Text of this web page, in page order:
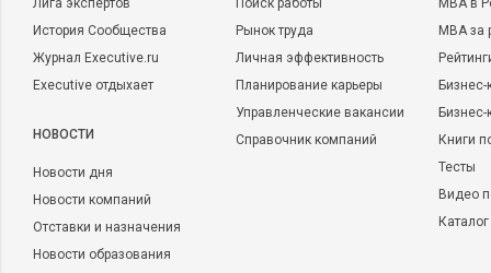
Лига экспертов
История Сообщества
Журнал Executive.ru
Executive отдыхает
НОВОСТИ
Новости дня
Новости компаний
Отставки и назначения
Новости образования
Поиск работы
Рынок труда
Личная эффективность
Планирование карьеры
Управленческие вакансии
Справочник компаний
MBA в
MBA
Бизнес-
Книги
Тесты
Видео